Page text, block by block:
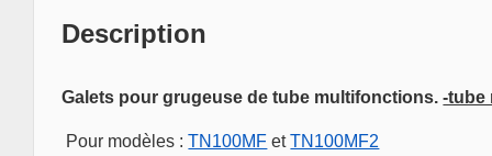
Description
Galets pour grugeuse de tube multifonctions.-tube
Pour modèles :TN100MF etTN100MF2